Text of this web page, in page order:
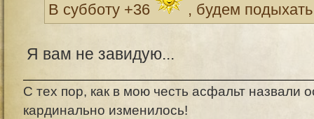
В субботу +36 , будем
Я вам не завидую...
С тех пор, как в мою честь асфальт назвали
кардинально изменилось!